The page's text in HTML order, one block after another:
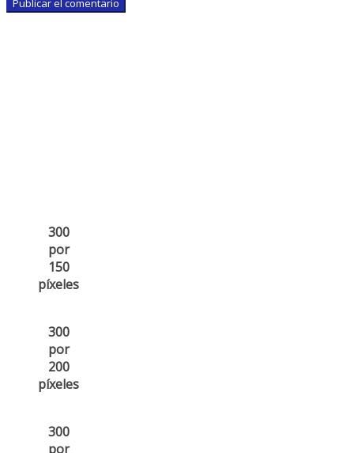
300
por
150
píxeles
300
por
200
píxeles
300
por